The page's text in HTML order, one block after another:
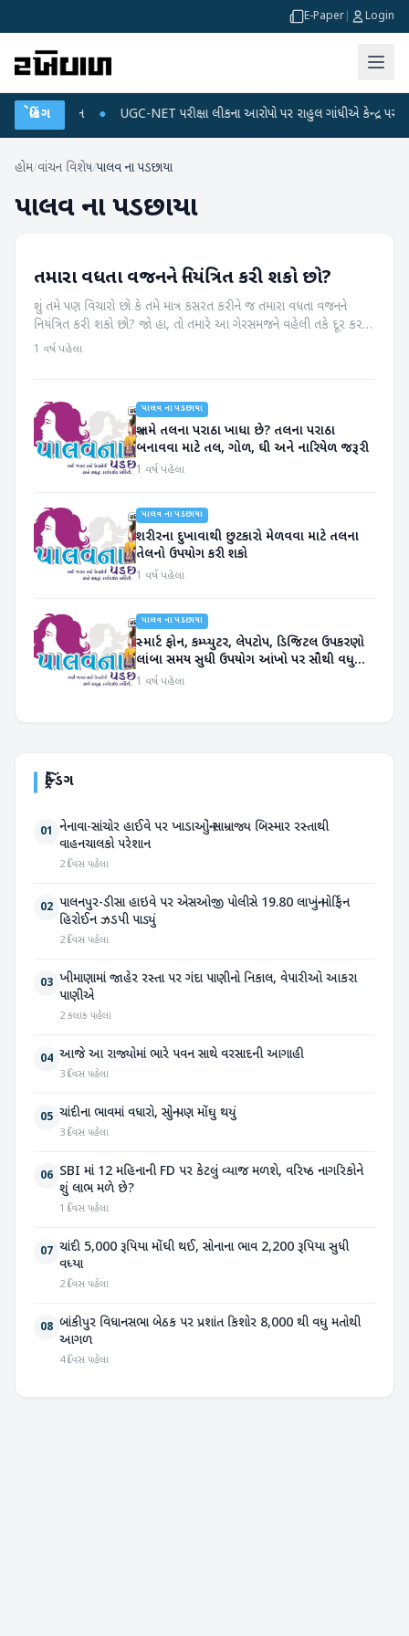
E-Paper Login
બ્રેકિંગ
પ્લાન UGC-NET પરીક્ષા લીકના આરોપો પર રાહુલ ગાંધીએ કેન્દ્ર પર પ્રહાર
હોમ/વાંચન વિશેષ/પાલવ ના પડછાયા
પાલવ ના પડછાયા
પાલવ ના પડછાયા
તમારા વધતા વજનને નિયંત્રિત કરી શકો છો?
શું તમે પણ વિચારો છો કે તમે માત્ર કસરત કરીને જ તમારા વધતા વજનને
નિયંત્રિત કરી શકો છો? જો હા, તો તમારે આ ગેરસમજને વહેલી તકે દૂર કરવી
જોઈએ. વજન ઘટાડવા માટે, તમારે તમારા આહાર યોજના પર પણ ધ્યાન
1 વર્ષ પહેલા
પાલવ ના પડછાયા
શું તમે તલના પરાઠા ખાધા છે? તલના પરાઠા
બનાવવા માટે તલ, ગોળ, ઘી અને નારિયેળ જરૂરી
1 વર્ષ પહેલા
પાલવ ના પડછાયા
શરીરના દુખાવાથી છુટકારો મેળવવા માટે તલના
તેલનો ઉપયોગ કરી શકો
1 વર્ષ પહેલા
પાલવ ના પડછાયા
સ્માર્ટ ફોન, કમ્પ્યુટર, લેપટોપ, ડિજિટલ ઉપકરણો
લાંબા સમય સુધી ઉપયોગ આંખો પર સૌથી વધુ
અસર
1 વર્ષ પહેલા
ટ્રેન્ડિંગ
01 નેનાવા-સાંચોર હાઈવે પર ખાડાઓનું સામ્રાજ્ય બિસ્માર રસ્તાથી
વાહનચાલકો પરેશાન
2 દિવસ પહેલા
02 પાલનપુર-ડીસા હાઇવે પર એસઓજી પોલીસે 19.80 લાખનું મોર્ફિન
હિરોઈન ઝડપી પાડ્યું
2 દિવસ પહેલા
03 ખીમાણામાં જાહેર રસ્તા પર ગંદા પાણીનો નિકાલ, વેપારીઓ આકરા
પાણીએ
2 કલાક પહેલા
04 આજે આ રાજ્યોમાં ભારે પવન સાથે વરસાદની આગાહી
3 દિવસ પહેલા
05 ચાંદીના ભાવમાં વધારો, સોનું પણ મોંઘુ થયું
3 દિવસ પહેલા
06 SBI માં 12 મહિનાની FD પર કેટલું વ્યાજ મળશે, વરિષ્ઠ નાગરિકોને
શું લાભ મળે છે?
1 દિવસ પહેલા
07 ચાંદી 5,000 રૂપિયા મોંઘી થઈ, સોનાના ભાવ 2,200 રૂપિયા સુધી
વધ્યા
2 દિવસ પહેલા
08 બાંકીપુર વિધાનસભા બેઠક પર પ્રશાંત કિશોર 8,000 થી વધુ મતોથી
આગળ
4 દિવસ પહેલા